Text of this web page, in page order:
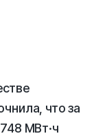
что за
МВт·ч